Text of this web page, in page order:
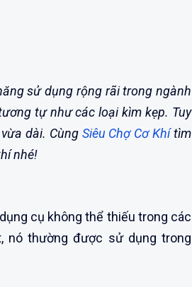
sử dụng rộng rãi trong ngành
tự như các loại kìm kẹp. Tuy
dài. Cùng Siêu Chợ Cơ Khítìm
nhé!
cụ không thể thiếu trong các
nó thường được sử dụng trong